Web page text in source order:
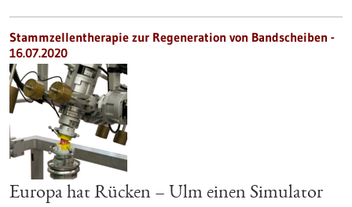
Stammzellentherapie zur Regeneration von Bandscheiben -
16.07.2020
Europa hat Rücken – Ulm einen Simulator